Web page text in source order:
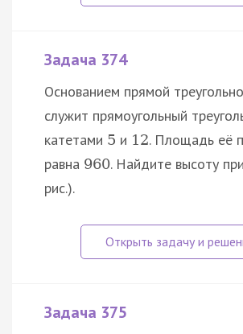
Задача 374
Основанием прямой
служит прямоугольный
катетами 5 и 12. Площадь её
равна 960. Найдите высоту
рис.).
Задача 375